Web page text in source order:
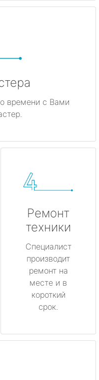
времени с Вами
Ремонт
техники
Специалист
производит
ремонт на
месте и в
короткий
срок.